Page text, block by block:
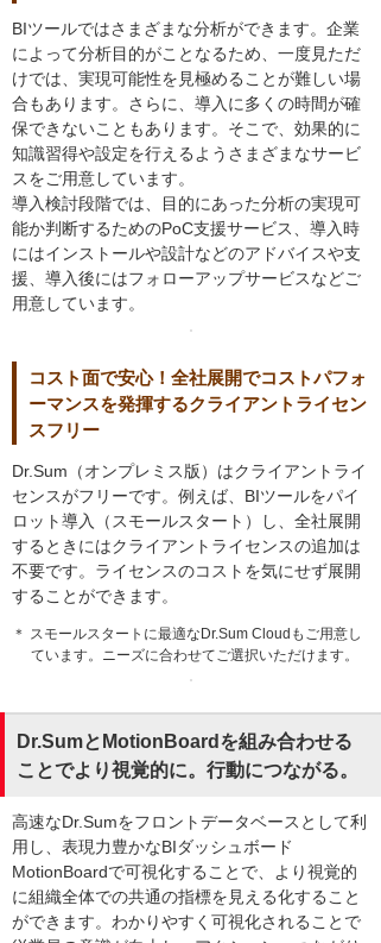
BIツールではさまざまな分析ができます。企業
によって分析目的がことなるため、一度見ただ
けでは、実現可能性を見極めることが難しい場
合もあります。さらに、導入に多くの時間が確
保できないこともあります。そこで、効果的に
知識習得や設定を行えるようさまざまなサービ
スをご用意しています。
導入検討段階では、目的にあった分析の実現可
能か判断するためのPoC支援サービス、導入時
にはインストールや設計などのアドバイスや支
援、導入後にはフォローアップサービスなどご
用意しています。
コスト面で安心！全社展開でコストパフォ
ーマンスを発揮するクライアントライセン
スフリー
Dr.Sum（オンプレミス版）はクライアントライ
センスがフリーです。例えば、BIツールをパイ
ロット導入（スモールスタート）し、全社展開
するときにはクライアントライセンスの追加は
不要です。ライセンスのコストを気にせず展開
することができます。
＊ スモールスタートに最適なDr.Sum Cloudもご用意し
ています。ニーズに合わせてご選択いただけます。
Dr.SumとMotionBoardを組み合わせる
ことでより視覚的に。行動につながる。
高速なDr.Sumをフロントデータベースとして利
用し、表現力豊かなBIダッシュボード
MotionBoardで可視化することで、より視覚的
に組織全体での共通の指標を見える化すること
ができます。わかりやすく可視化されることで